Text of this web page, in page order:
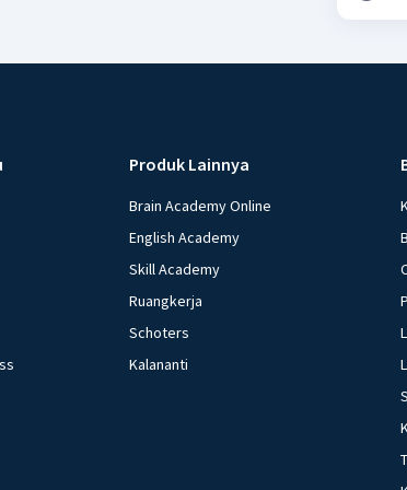
Produk Lainnya
Brain Academy Online
English Academy
Skill Academy
Ruangkerja
Schoters
Kalananti